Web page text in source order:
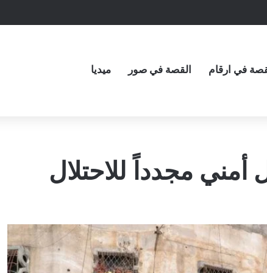
في ارقام القصة في صور ميديا
مجدداً للاحتلال